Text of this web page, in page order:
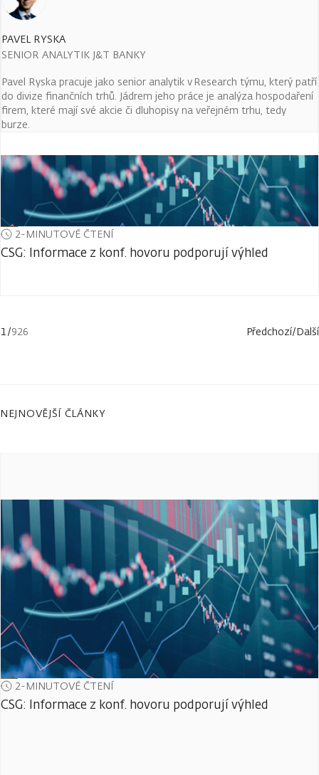
PAVEL RYSKA
SENIOR ANALYTIK J&T BANKY
Pavel Ryska pracuje jako senior analytik v Research týmu, který patří
do divize finančních trhů. Jádrem jeho práce je analýza hospodaření
firem, které mají své akcie či dluhopisy na veřejném trhu, tedy
burze.
2-MINUTOVÉ ČTENÍ
CSG: Informace z konf. hovoru podporují výhled
1/926 Předchozí/Další
NEJNOVĚJŠÍ ČLÁNKY
2-MINUTOVÉ ČTENÍ
CSG: Informace z konf. hovoru podporují výhled